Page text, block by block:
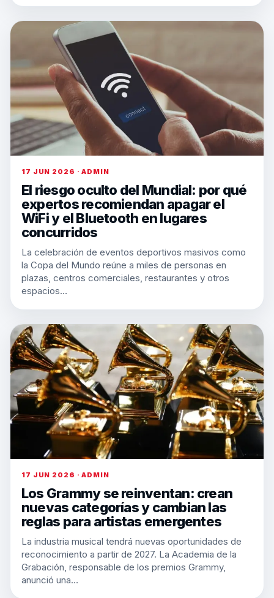
17 JUN 2026 · ADMIN
El riesgo oculto del Mundial: por qué
expertos recomiendan apagar el
WiFi y el Bluetooth en lugares
concurridos
La celebración de eventos deportivos masivos como
la Copa del Mundo reúne a miles de personas en
plazas, centros comerciales, restaurantes y otros
espacios…
17 JUN 2026 · ADMIN
Los Grammy se reinventan: crean
nuevas categorías y cambian las
reglas para artistas emergentes
La industria musical tendrá nuevas oportunidades de
reconocimiento a partir de 2027. La Academia de la
Grabación, responsable de los premios Grammy,
anunció una…